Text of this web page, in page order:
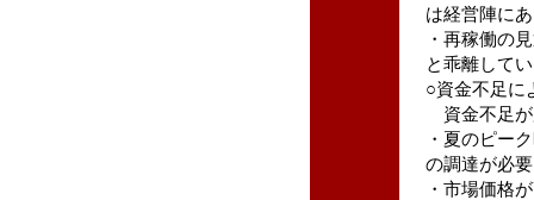
は経営陣に
・再稼働の
と乖離して
○資金不足に
資金不足が
・夏のピー
の調達が必
・市場価格